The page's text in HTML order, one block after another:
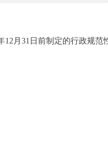
月31日前制定的行政规范